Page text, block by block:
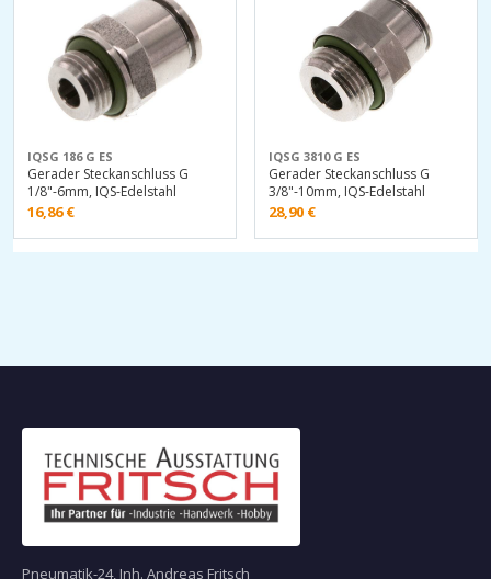
IQSG 186 G ES
Gerader Steckanschluss G
1/8"-6mm, IQS-Edelstahl
16,86€
IQSG 3810 G ES
Gerader Steckanschluss G
3/8"-10mm, IQS-Edelstahl
28,90 €
Pneumatik-24, Inh. Andreas Fritsch